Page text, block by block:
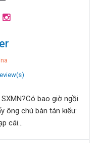
bao giờ ngồi
ông chú bàn tán kiểu:
cái...